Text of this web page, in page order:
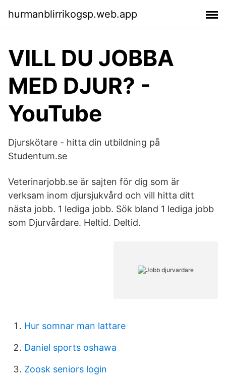
hurmanblirrikogsp.web.app
VILL DU JOBBA
MED DJUR? -
YouTube
Djurskötare - hitta din utbildning på
Studentum.se
Veterinarjobb.se är sajten för dig som är
verksam inom djursjukvård och vill hitta ditt
nästa jobb. 1 lediga jobb. Sök bland 1 lediga jobb
som Djurvårdare. Heltid. Deltid.
Hur somnar man lattare
Daniel sports oshawa
Zoosk seniors login